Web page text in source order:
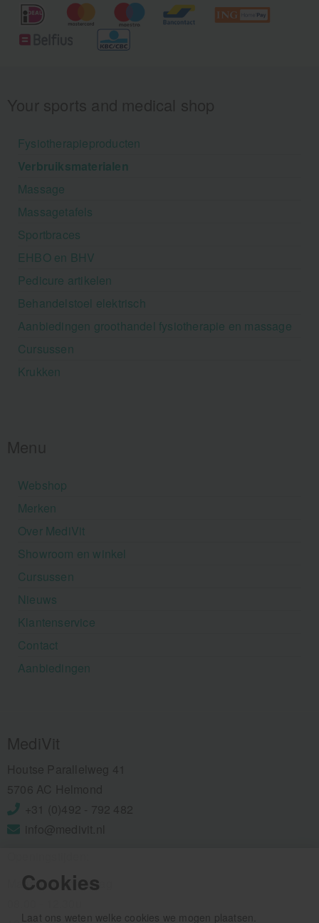
Cookies
Laat ons weten welke cookies we mogen plaatsen.
Fysiotherapieproducten
Verbruiksmaterialen
Massage
Massagetafels
Sportbraces
EHBO en BHV
Pedicure artikelen
Behandelstoel elektrisch
Aanbiedingen groothandel fysiotherapie en massage
Cursussen
Krukken
Webshop
Merken
Over MediVit
Showroom en winkel
Cursussen
Nieuws
Klantenservice
Contact
Aanbiedingen
Maandag t/m vrijdag